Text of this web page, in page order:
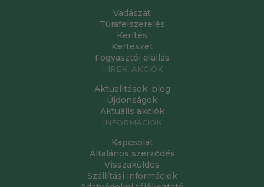
Vadászat
Túrafelszerelés
Kerítés
Kertészet
Fogyasztói elállás
HÍREK, AKCIÓK
Aktualitások, blog
Újdonságok
Aktuális akciók
INFORMÁCIÓK
Kapcsolat
Általános szerződés
Visszaküldés
Szállítási információk